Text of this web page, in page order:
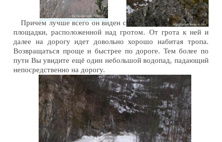
Причем лучше всего он виден с
площадки, расположенной над гротом. От грота к ней и
далее на дорогу идет довольно хорошо набитая тропа.
Возвращаться проще и быстрее по дороге. Тем более по
пути Вы увидите ещё один небольшой водопад, падающий
непосредственно на дорогу.